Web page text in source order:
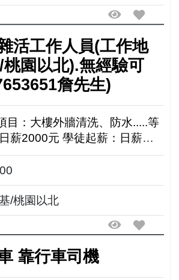
活工作人員(工作地
園以北).無經驗可
詹先生)
目：大樓外牆清洗、防水.....等
薪2000元 學徒起薪：日薪
個月表現良好可調100-200看能
景：師傅薪資2500日（地面吊...
/桃園以北
靠行車司機